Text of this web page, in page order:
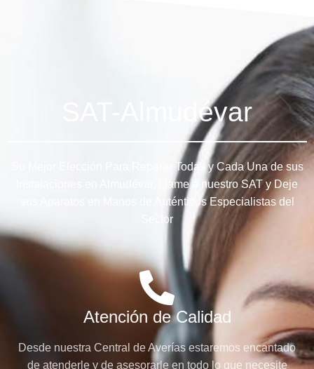
SAT-Almudévar
Su Mejor Elección Para Reparar Todas y Cada Una de sus
Instalaciones en Almudévar, Llame a nuestro SAT y Deje
sus Aparatos en Manos de Auténticos Especialistas del
Sector
Atención de Calidad
Desde nuestra Central de Averías estaremos encantado
de atenderle y de asesorarle en todo lo que necesite